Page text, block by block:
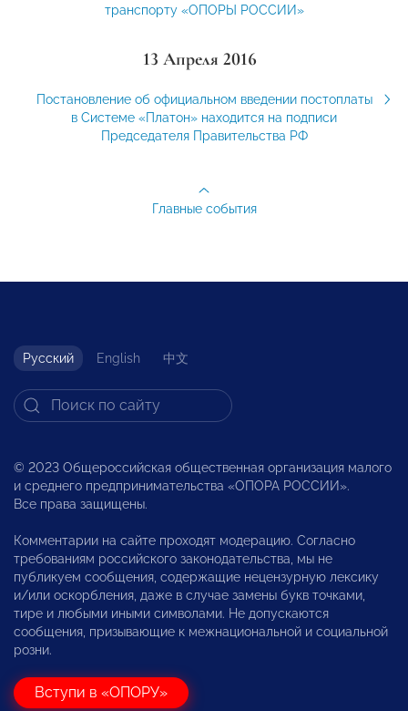
транспорту «ОПОРЫ РОССИИ»
13 Апреля 2016
Постановление об официальном введении постоплаты
в Системе «Платон» находится на подписи
Председателя Правительства РФ
Главные события
Русский English 中文
© 2023 Общероссийская общественная организация малого
и среднего предпринимательства «ОПОРА РОССИИ».
Все права защищены.
Комментарии на сайте проходят модерацию. Согласно
требованиям российского законодательства, мы не
публикуем сообщения, содержащие нецензурную лексику
и/или оскорбления, даже в случае замены букв точками,
тире и любыми иными символами. Не допускаются
сообщения, призывающие к межнациональной и социальной
розни.
Вступи в «ОПОРУ»